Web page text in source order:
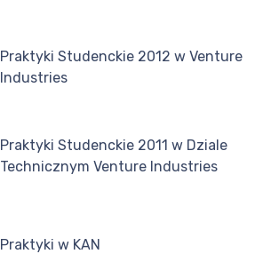
Praktyki Studenckie 2012 w Venture
Industries
Praktyki Studenckie 2011 w Dziale
Technicznym Venture Industries
Praktyki w KAN